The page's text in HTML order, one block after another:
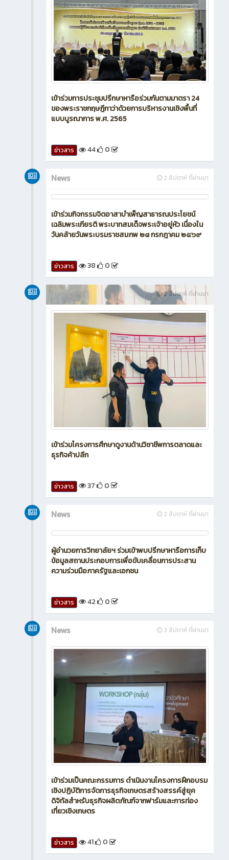
เข้าร่วมการประชุมปรึกษาหารือร่วมกันตามมาตรา 24
ของพระราชกฤษฎีกาว่าด้วยการบริหารงานเชิงพื้นที่
แบบบูรณาการ พ.ศ. 2565
ข่าวสาร 44 0
2 สัปดาห์ ที่ผ่านมา
News
เข้าร่วมกิจกรรมจิตอาสาบำเพ็ญสาธารณประโยชน์
เฉลิมพระเกียรติ พระบาทสมเด็จพระเจ้าอยู่หัว เนื่องใน
วันคล้ายวันพระบรมราชสมภพ ๒๘ กรกฎาคม ๒๕๖๙
ข่าวสาร 38 0
2 สัปดาห์ ที่ผ่านมา
News
เข้าร่วมโครงการศึกษาดูงานด้านวิชาชีพการตลาดและ
ธุรกิจค้าปลีก
ข่าวสาร 37 0
2 สัปดาห์ ที่ผ่านมา
News
ผู้อำนวยการวิทยาลัยฯ ร่วมเข้าพบปรึกษาหารือการเก็บ
ข้อมูลสถานประกอบการเพื่อขับเคลื่อนการประสาน
ความร่วมมือภาครัฐและเอกชน
ข่าวสาร 42 0
3 สัปดาห์ ที่ผ่านมา
News
เข้าร่วมเป็นคณะกรรมการ ดำเนินงานโครงการฝึกอบรม
เชิงปฏิบัติการจัดการธุรกิจเกษตรสร้างสรรค์สู่ยุค
ดิจิทัลสำหรับธุรกิจผลิตภัณฑ์จากฟาร์มและการท่อง
เที่ยวเชิงเกษตร
ข่าวสาร 41 0